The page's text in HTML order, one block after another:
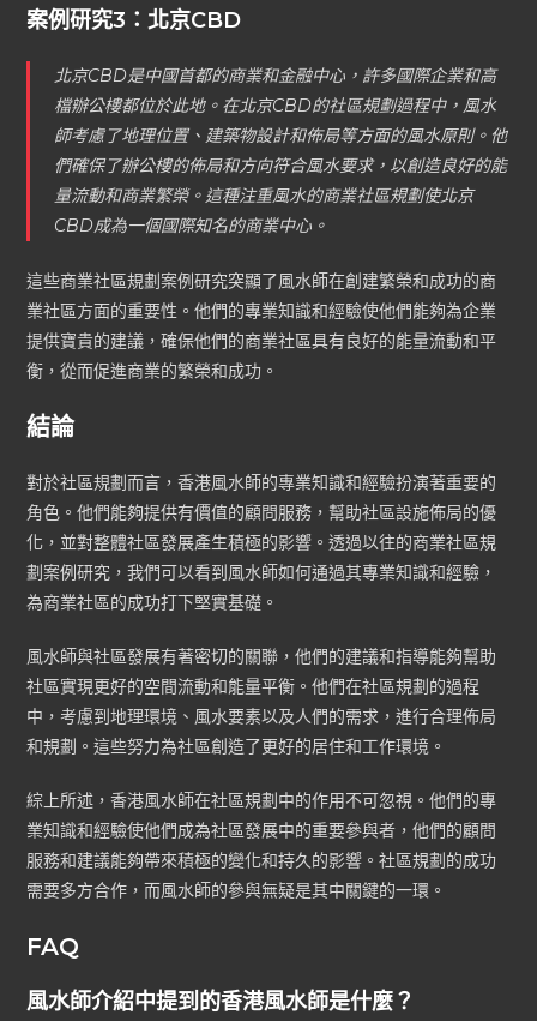
案例研究3：北京CBD
北京CBD是中國首都的商業和金融中心，許多國際企業和高
檔辦公樓都位於此地。在北京CBD的社區規劃過程中，風水
師考慮了地理位置、建築物設計和佈局等方面的風水原則。他
們確保了辦公樓的佈局和方向符合風水要求，以創造良好的能
量流動和商業繁榮。這種注重風水的商業社區規劃使北京
CBD成為一個國際知名的商業中心。
這些商業社區規劃案例研究突顯了風水師在創建繁榮和成功的商
業社區方面的重要性。他們的專業知識和經驗使他們能夠為企業
提供寶貴的建議，確保他們的商業社區具有良好的能量流動和平
衡，從而促進商業的繁榮和成功。
結論
對於社區規劃而言，香港風水師的專業知識和經驗扮演著重要的
角色。他們能夠提供有價值的顧問服務，幫助社區設施佈局的優
化，並對整體社區發展產生積極的影響。透過以往的商業社區規
劃案例研究，我們可以看到風水師如何通過其專業知識和經驗，
為商業社區的成功打下堅實基礎。
風水師與社區發展有著密切的關聯，他們的建議和指導能夠幫助
社區實現更好的空間流動和能量平衡。他們在社區規劃的過程
中，考慮到地理環境、風水要素以及人們的需求，進行合理佈局
和規劃。這些努力為社區創造了更好的居住和工作環境。
綜上所述，香港風水師在社區規劃中的作用不可忽視。他們的專
業知識和經驗使他們成為社區發展中的重要參與者，他們的顧問
服務和建議能夠帶來積極的變化和持久的影響。社區規劃的成功
需要多方合作，而風水師的參與無疑是其中關鍵的一環。
FAQ
風水師介紹中提到的香港風水師是什麼？